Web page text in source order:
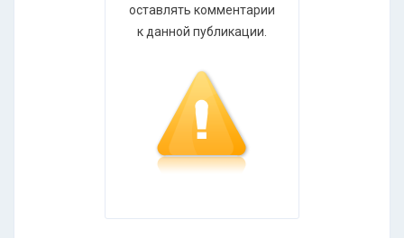
оставлять комментарии
к данной публикации.